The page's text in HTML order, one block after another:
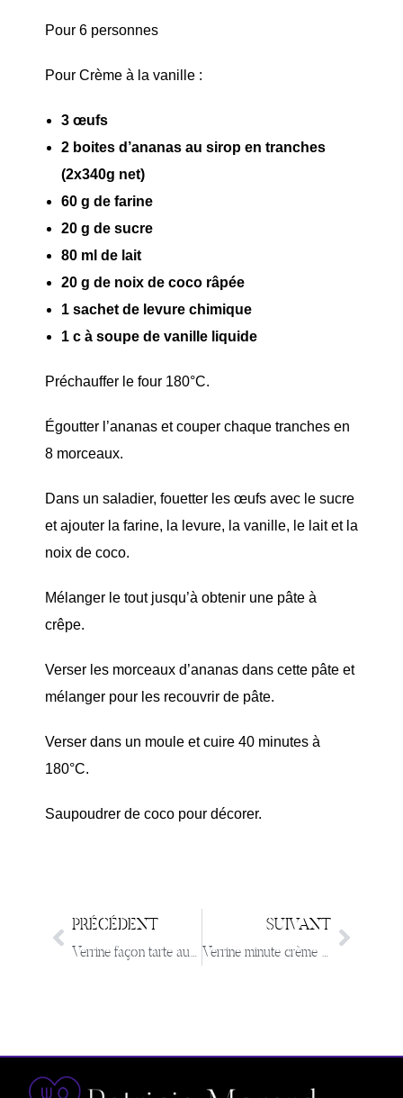
Pour 6 personnes
Pour Crème à la vanille :
3 œufs
2 boites d’ananas au sirop en tranches
(2x340g net)
60 g de farine
20 g de sucre
80 ml de lait
20 g de noix de coco râpée
1 sachet de levure chimique
1 c à soupe de vanille liquide
Préchauffer le four 180°C.
Égoutter l’ananas et couper chaque tranches en
8 morceaux.
Dans un saladier, fouetter les œufs avec le sucre
et ajouter la farine, la levure, la vanille, le lait et la
noix de coco.
Mélanger le tout jusqu’à obtenir une pâte à
crêpe.
Verser les morceaux d’ananas dans cette pâte et
mélanger pour les recouvrir de pâte.
Verser dans un moule et cuire 40 minutes à
180°C.
Saupoudrer de coco pour décorer.
PRÉCÉDENT
Verrine façon tarte aux pommes
SUIVANT
Verrine minute crème de citron, fraises et biscuits